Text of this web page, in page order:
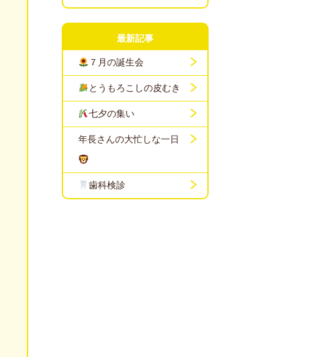
最新記事
７月の誕生会
とうもろこしの皮むき
七夕の集い
年長さんの大忙しな一日
歯科検診